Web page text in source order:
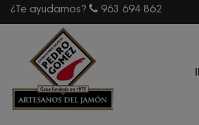
¿Te ayudamos? 963 694 862